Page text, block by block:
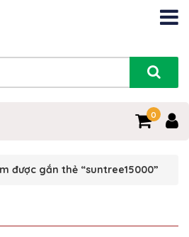
0
được gắn thẻ “suntree15000”